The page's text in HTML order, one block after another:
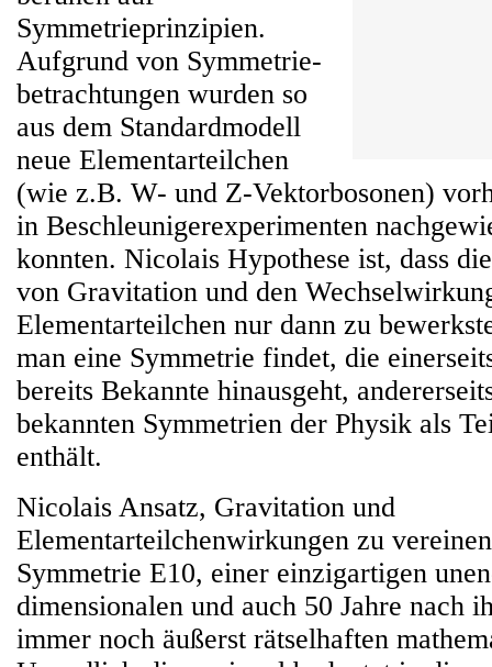
Symmetrieprinzipien.
Aufgrund von Symmetrie-
betrachtungen wurden so
aus dem Standardmodell
neue Elementarteilchen
(wie z.B. W- und Z-Vektorbosonen)
in Beschleunigerexperimenten
konnten. Nicolais Hypothese ist, dass
von Gravitation und den
Elementarteilchen nur dann zu
man eine Symmetrie findet, die
bereits Bekannte hinausgeht,
bekannten Symmetrien der Physik als
enthält.
Nicolais Ansatz, Gravitation und
Elementarteilchenwirkungen zu
Symmetrie E10, einer einzigartigen
dimensionalen und auch 50 Jahre nach
immer noch äußerst rätselhaften